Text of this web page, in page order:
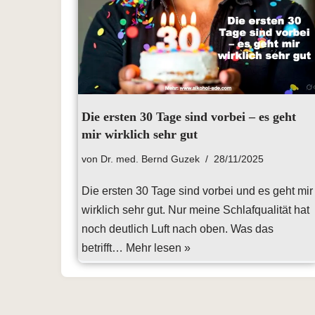
Die ersten 30 Tage sind vorbei – es geht
mir wirklich sehr gut
von Dr. med. Bernd Guzek 28/11/2025
Die ersten 30 Tage sind vorbei und es geht mir
wirklich sehr gut. Nur meine Schlafqualität hat
noch deutlich Luft nach oben. Was das
betrifft… Mehr lesen »